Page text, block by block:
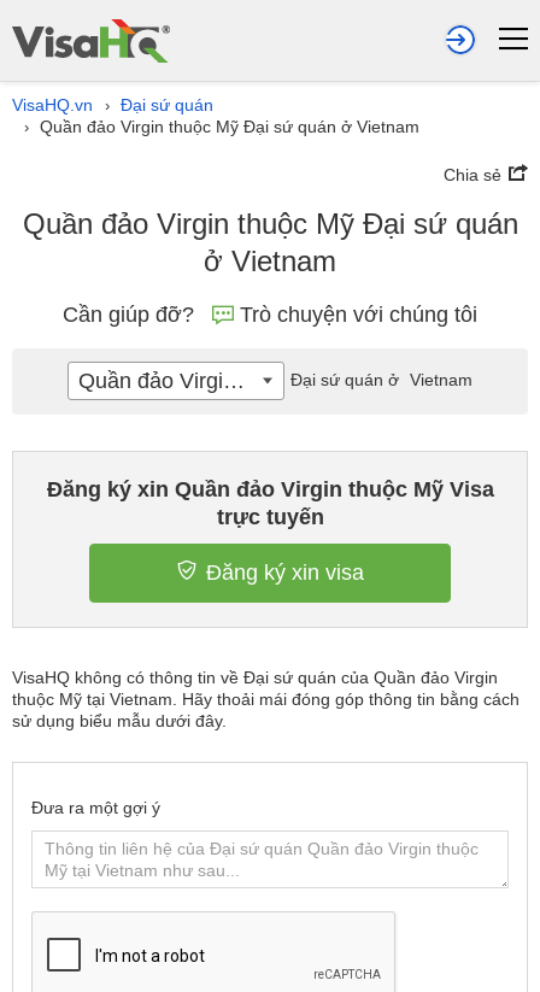
VisaHQ.vn › Đại sứ quán
› Quần đảo Virgin thuộc Mỹ Đại sứ quán ở Vietnam
Chia sẻ
Quần đảo Virgin thuộc Mỹ Đại sứ quán
ở Vietnam
Cần giúp đỡ? Trò chuyện với chúng tôi
Đăng ký xin Quần đảo Virgin thuộc Mỹ Visa
trực tuyến
Đăng ký xin visa
VisaHQ không có thông tin về Đại sứ quán của Quần đảo Virgin
thuộc Mỹ tại Vietnam. Hãy thoải mái đóng góp thông tin bằng cách
sử dụng biểu mẫu dưới đây.
Đưa ra một gợi ý
Quần đảo Virgin thuộc Mỹ Đại sứ quán ở Vietnam